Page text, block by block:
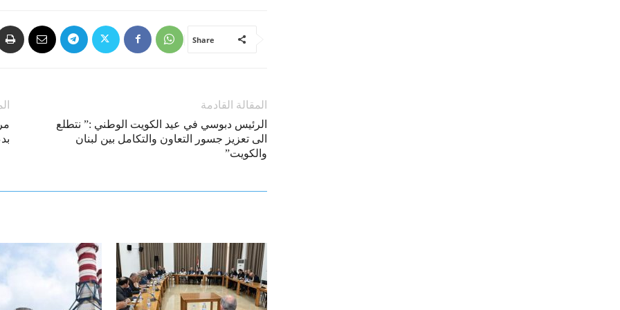
Share
المقالة القادمة
الرئيس دبوسي في عيد الكويت الوطني :” نتطلع
الى تعزيز جسور التعاون والتكامل بين لبنان
والكويت”